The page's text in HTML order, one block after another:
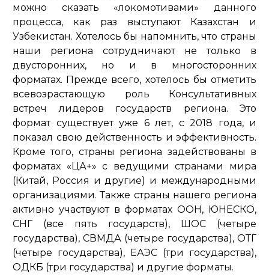
можно сказать «локомотивами» данного
процесса, как раз выступают Казахстан и
Узбекистан. Хотелось бы напомнить, что страны
наши региона сотрудничают не только в
двусторонних, но и в многосторонних
форматах. Прежде всего, хотелось бы отметить
всевозрастающую роль Консультативных
встреч лидеров государств региона. Это
формат существует уже 6 лет, с 2018 года, и
показал свою действенность и эффективность.
Кроме того, страны региона задействованы в
форматах «ЦА+» с ведущими странами мира
(Китай, Россия и другие) и международными
организациями. Также страны нашего региона
активно участвуют в форматах ООН, ЮНЕСКО,
СНГ (все пять государств), ШОС (четыре
государства), СВМДА (четыре государства), ОТГ
(четыре государства), ЕАЭС (три государства),
ОДКБ (три государства) и другие форматы.